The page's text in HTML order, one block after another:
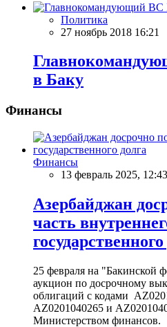
Политика
27 ноябрь 2018 16:21
в Баку
Финансы
Финансы
13 февраль 2025, 12:43
Азербайджан
часть
25 февраля на "Бакинской
аукцион по досрочному
облигаций с кодами
AZ0201040265 и
Министерством финансов.